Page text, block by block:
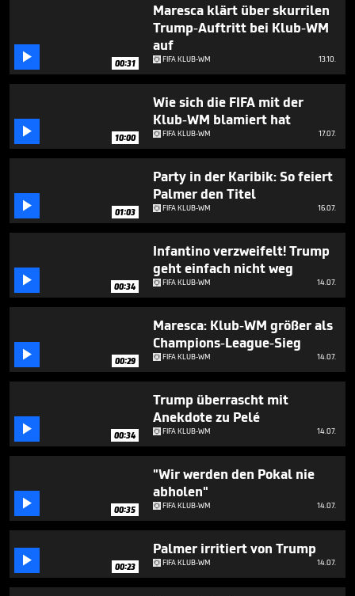
 00:31
Maresca klärt über skurrilen
Trump-Auftritt bei Klub-WM
auf
FIFA KLUB-WM 13.10.
 10:00
Wie sich die FIFA mit der
Klub-WM blamiert hat
FIFA KLUB-WM 17.07.
 01:03
Party in der Karibik: So feiert
Palmer den Titel
FIFA KLUB-WM 16.07.
 00:34
Infantino verzweifelt! Trump
geht einfach nicht weg
FIFA KLUB-WM 14.07.
 00:29
Maresca: Klub-WM größer als
Champions-League-Sieg
FIFA KLUB-WM 14.07.
 00:34
Trump überrascht mit
Anekdote zu Pelé
FIFA KLUB-WM 14.07.
 00:35
"Wir werden den Pokal nie
abholen"
FIFA KLUB-WM 14.07.
 00:23
Palmer irritiert von Trump
FIFA KLUB-WM 14.07.